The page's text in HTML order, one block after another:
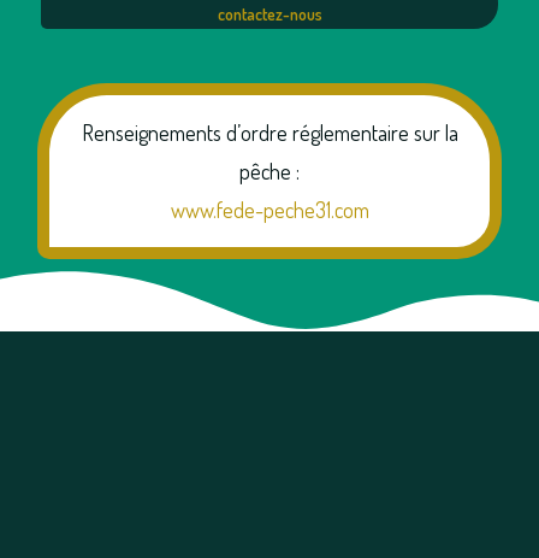
contactez-nous
Renseignements d’ordre réglementaire sur la
pêche :
www.fede-peche31.com